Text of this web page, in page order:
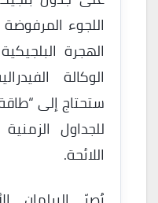
اللجوء
الهجرة
ستحتاج إلى
للجداول
اللائحة.